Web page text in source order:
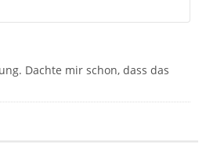
Dachte mir schon, dass das